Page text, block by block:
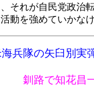
それが自民党政治
動を強めていかな
兵隊の矢臼別実
釧路で知花昌